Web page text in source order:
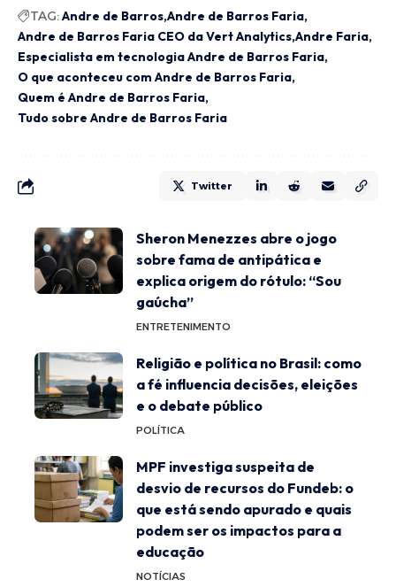
TAG:Andre de Barros Andre de Barros Faria
Andre de Barros Faria CEO da Vert Analytics Andre Faria
Especialista em tecnologia Andre de Barros Faria
O que aconteceu com Andre de Barros Faria
Quem é Andre de Barros Faria
Tudo sobre Andre de Barros Faria
Twitter
Sheron Menezzes abre o jogo
sobre fama de antipática e
explica origem do rótulo: “Sou
gaúcha”
ENTRETENIMENTO
Religião e política no Brasil: como
a fé influencia decisões, eleições
e o debate público
POLÍTICA
MPF investiga suspeita de
desvio de recursos do Fundeb: o
que está sendo apurado e quais
podem ser os impactos para a
educação
NOTÍCIAS